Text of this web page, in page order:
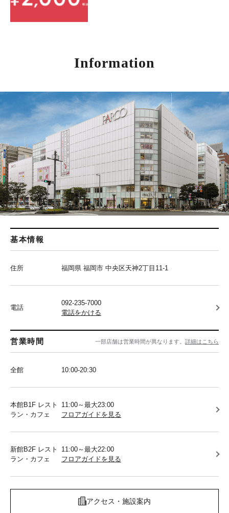
Information
基本情報
住所 福岡県 福岡市 中央区天神2丁目11-1
電話
092-235-7000
電話をかける
営業時間 一部店舗は営業時間が異なります。 詳細はこちら
全館 10:00-20:30
本館B1F レスト
ラン・カフェ
11:00～最大23:00
フロアガイドを見る
新館B2F レスト
ラン・カフェ
11:00～最大22:00
フロアガイドを見る
アクセス・施設案内